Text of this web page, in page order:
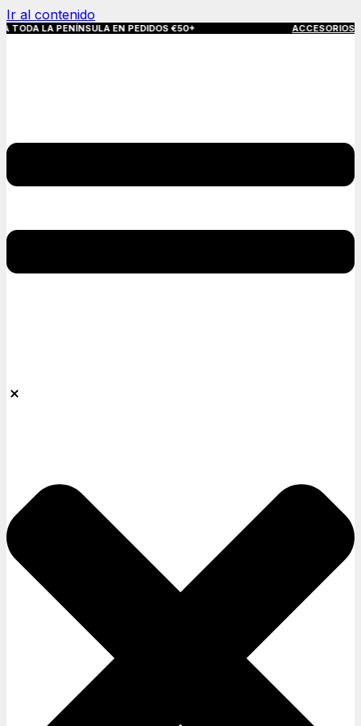
Ir al contenido
PENÍNSULA EN PEDIDOS €50+ ACCESORIOS QUE